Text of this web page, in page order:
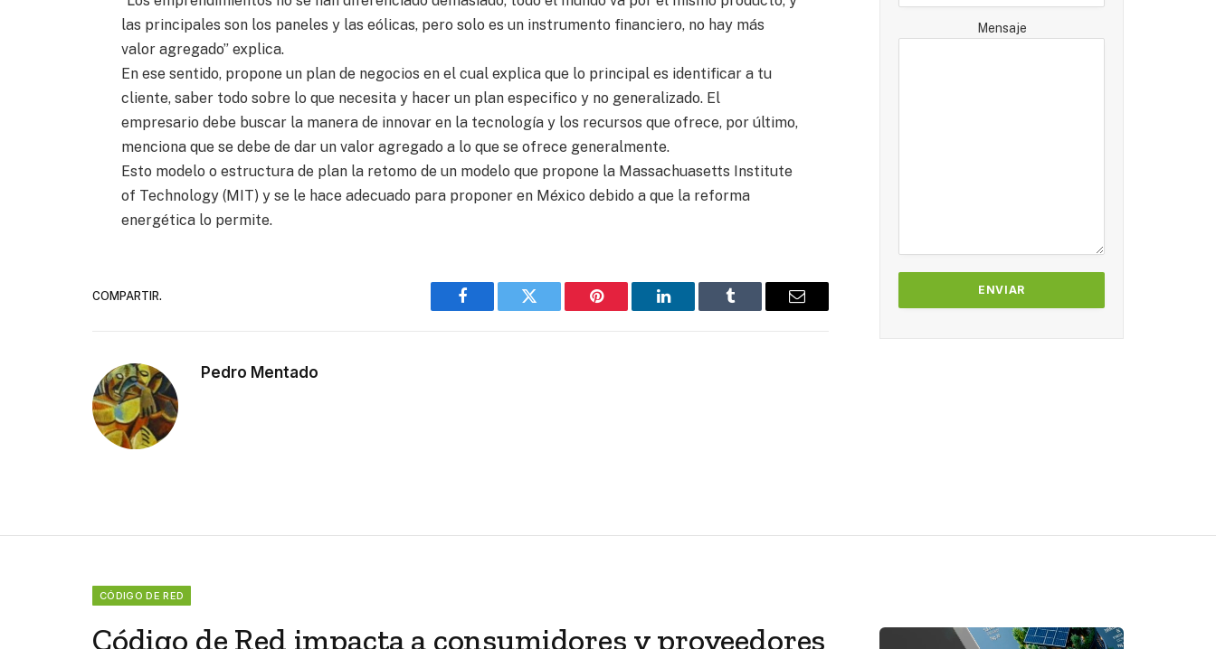
las principales son los paneles y las eólicas, pero solo es un instrumento financiero, no hay más
valor agregado” explica.
En ese sentido, propone un plan de negocios en el cual explica que lo principal es identificar a tu
cliente, saber todo sobre lo que necesita y hacer un plan especifico y no generalizado. El
empresario debe buscar la manera de innovar en la tecnología y los recursos que ofrece, por último,
menciona que se debe de dar un valor agregado a lo que se ofrece generalmente.
Esto modelo o estructura de plan la retomo de un modelo que propone la Massachuasetts Institute
of Technology (MIT) y se le hace adecuado para proponer en México debido a que la reforma
energética lo permite.
COMPARTIR.
Facebook Twitter Pinterest LinkedIn Tumblr Email
Pedro Mentado
Mensaje
CÓDIGO DE RED
Código de Red impacta a consumidores y proveedores